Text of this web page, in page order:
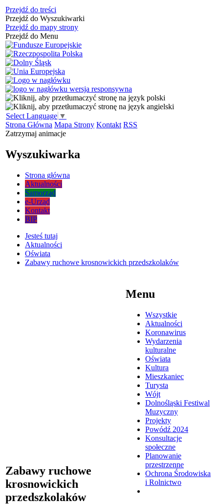
Przejdź do treści
Przejdź do Wyszukiwarki
Przejdź do mapy strony
Przejdź do Menu
Select Language ▼
Strona Główna Mapa Strony Kontakt RSS
Zatrzymaj animacje
Wyszukiwarka
Strona główna
Aktualności
Samorząd
e-Urząd
Kontakt
BIP
Jesteś tutaj
Aktualności
Oświata
Zabawy ruchowe krosnowickich przedszkolaków
Zabawy ruchowe
krosnowickich
przedszkolaków
Menu
Wszystkie
Aktualności
Koronawirus
Wydarzenia
kulturalne
Oświata
Kultura
Mieszkaniec
Turysta
Wójt
Dolnośląski Festiwal
Muzyczny
Projekty
Powódź 2024
Konsultacje
społeczne
Planowanie
przestrzenne
Ochrona Środowiska
i Rolnictwo